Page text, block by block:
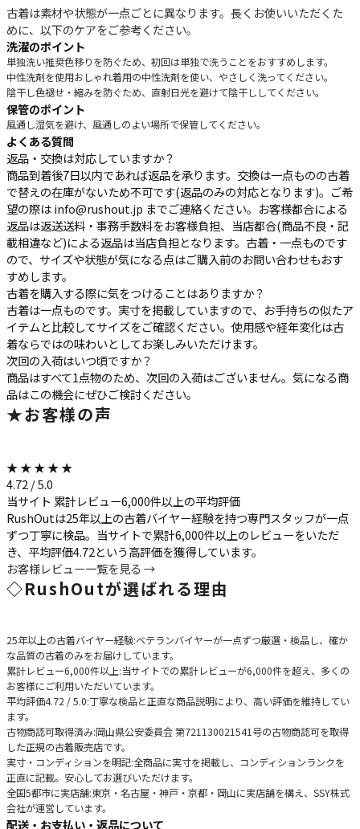
古着は素材や状態が一点ごとに異なります。長くお使いいただくた
めに、以下のケアをご参考ください。
洗濯のポイント
単独洗い推奨色移りを防ぐため、初回は単独で洗うことをおすすめします。
中性洗剤を使用おしゃれ着用の中性洗剤を使い、やさしく洗ってください。
陰干し色褪せ・縮みを防ぐため、直射日光を避けて陰干ししてください。
保管のポイント
風通し湿気を避け、風通しのよい場所で保管してください。
よくある質問
返品・交換は対応していますか？
商品到着後7日以内であれば返品を承ります。交換は一点ものの古着
で替えの在庫がないため不可です(返品のみの対応となります)。ご希
望の際は info@rushout.jp までご連絡ください。お客様都合による
返品は返送送料・事務手数料をお客様負担、当店都合(商品不良・記
載相違など)による返品は当店負担となります。古着・一点ものです
ので、サイズや状態が気になる点はご購入前のお問い合わせもおす
すめします。
古着を購入する際に気をつけることはありますか？
古着は一点ものです。実寸を掲載していますので、お手持ちの似たア
イテムと比較してサイズをご確認ください。使用感や経年変化は古
着ならではの味わいとしてお楽しみいただけます。
次回の入荷はいつ頃ですか？
商品はすべて1点物のため、次回の入荷はございません。気になる商
品はこの機会にぜひご検討ください。
★お客様の声
★ ★ ★ ★ ★
4.72 / 5.0
当サイト 累計レビュー6,000件以上の平均評価
RushOutは25年以上の古着バイヤー経験を持つ専門スタッフが一点
ずつ丁寧に検品。当サイトで累計6,000件以上のレビューをいただ
き、平均評価4.72という高評価を獲得しています。
お客様レビュー一覧を見る →
◇RushOutが選ばれる理由
25年以上の古着バイヤー経験:ベテランバイヤーが一点ずつ厳選・検品し、確か
な品質の古着のみをお届けしています。
累計レビュー6,000件以上:当サイトでの累計レビューが6,000件を超え、多くの
お客様にご利用いただいています。
平均評価4.72 / 5.0:丁寧な検品と正直な商品説明により、高い評価を維持してい
ます。
古物商認可取得済み:岡山県公安委員会 第721130021541号の古物商認可を取得
した正規の古着販売店です。
実寸・コンディションを明記:全商品に実寸を掲載し、コンディションランクを
正直に記載。安心してお選びいただけます。
全国5都市に実店舗:東京・名古屋・神戸・京都・岡山に実店舗を構え、SSY株式
会社が運営しています。
配送・お支払い・返品について